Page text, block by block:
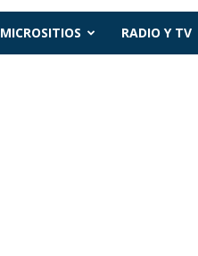
MICROSITIOS RADIO Y TV